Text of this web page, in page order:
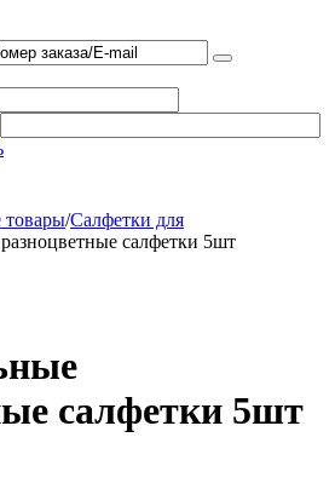
товары/Салфетки для
салфетки 5шт
салфетки 5шт